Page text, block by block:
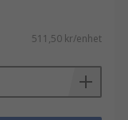
511,50 kr/enhet